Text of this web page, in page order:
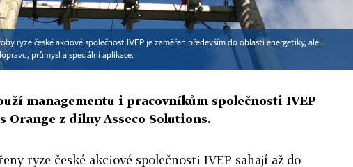
ryze české akciové společnost IVEP je zaměřen především do oblasti energetiky, ale i
průmysl a speciální aplikace.
managementu i pracovníkům společnosti IVEP
Orange z dílny Asseco Solutions.
ryze české akciové společnosti IVEP sahají až do